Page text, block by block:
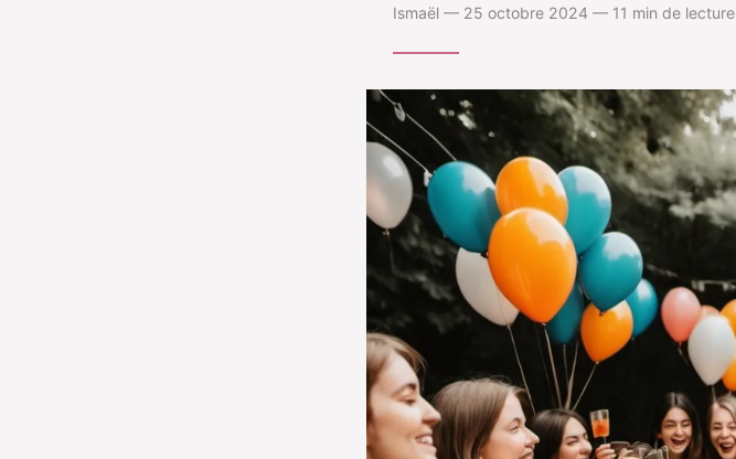
Ismaël — 25 octobre 2024 — 11 min de lecture